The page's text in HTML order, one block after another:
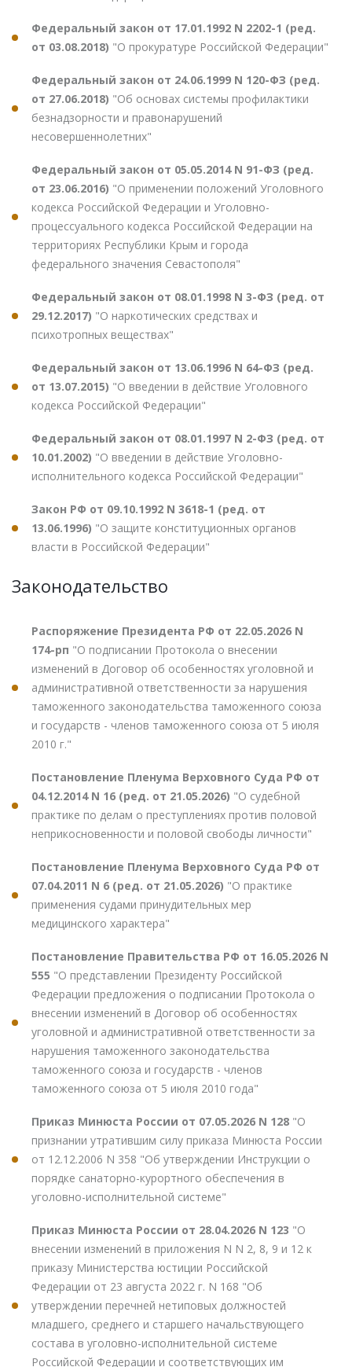
Федеральный закон от 17.01.1992 N 2202-1 (ред.
от 03.08.2018) "О прокуратуре Российской Федерации"
Федеральный закон от 24.06.1999 N 120-ФЗ (ред.
от 27.06.2018) "Об основах системы профилактики
безнадзорности и правонарушений
несовершеннолетних"
Федеральный закон от 05.05.2014 N 91-ФЗ (ред.
от 23.06.2016) "О применении положений Уголовного
кодекса Российской Федерации и Уголовно-
процессуального кодекса Российской Федерации на
территориях Республики Крым и города
федерального значения Севастополя"
Федеральный закон от 08.01.1998 N 3-ФЗ (ред. от
29.12.2017) "О наркотических средствах и
психотропных веществах"
Федеральный закон от 13.06.1996 N 64-ФЗ (ред.
от 13.07.2015) "О введении в действие Уголовного
кодекса Российской Федерации"
Федеральный закон от 08.01.1997 N 2-ФЗ (ред. от
10.01.2002) "О введении в действие Уголовно-
исполнительного кодекса Российской Федерации"
Закон РФ от 09.10.1992 N 3618-1 (ред. от
13.06.1996) "О защите конституционных органов
власти в Российской Федерации"
Законодательство
Распоряжение Президента РФ от 22.05.2026 N
174-рп "О подписании Протокола о внесении
изменений в Договор об особенностях уголовной и
административной ответственности за нарушения
таможенного законодательства таможенного союза
и государств - членов таможенного союза от 5 июля
2010 г."
Постановление Пленума Верховного Суда РФ от
04.12.2014 N 16 (ред. от 21.05.2026) "О судебной
практике по делам о преступлениях против половой
неприкосновенности и половой свободы личности"
Постановление Пленума Верховного Суда РФ от
07.04.2011 N 6 (ред. от 21.05.2026) "О практике
применения судами принудительных мер
медицинского характера"
Постановление Правительства РФ от 16.05.2026 N
555 "О представлении Президенту Российской
Федерации предложения о подписании Протокола о
внесении изменений в Договор об особенностях
уголовной и административной ответственности за
нарушения таможенного законодательства
таможенного союза и государств - членов
таможенного союза от 5 июля 2010 года"
Приказ Минюста России от 07.05.2026 N 128 "О
признании утратившим силу приказа Минюста России
от 12.12.2006 N 358 "Об утверждении Инструкции о
порядке санаторно-курортного обеспечения в
уголовно-исполнительной системе"
Приказ Минюста России от 28.04.2026 N 123 "О
внесении изменений в приложения N N 2, 8, 9 и 12 к
приказу Министерства юстиции Российской
Федерации от 23 августа 2022 г. N 168 "Об
утверждении перечней нетиповых должностей
младшего, среднего и старшего начальствующего
состава в уголовно-исполнительной системе
Российской Федерации и соответствующих им